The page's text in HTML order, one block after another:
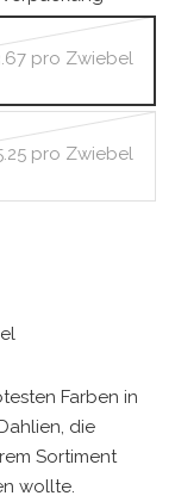
pro Zwiebel
pro Zwiebel
Farben in
die
Sortiment
wollte.